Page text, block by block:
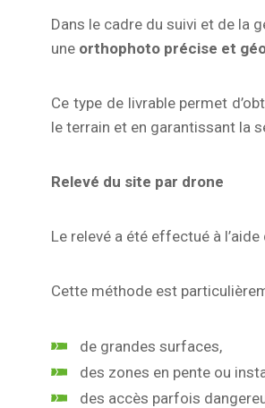
Dans le cadre du suivi et de la
une orthophoto précise et
Ce type de livrable permet
le terrain et en garantissant la
Relevé du site par drone
Le relevé a été effectué à l’aide
Cette méthode est
de grandes surfaces,
des zones en pente ou
des accès parfois